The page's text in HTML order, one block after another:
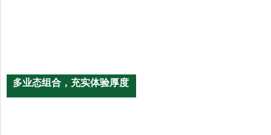
多业态组合，充实体验厚度